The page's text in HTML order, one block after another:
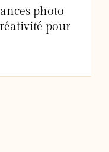
photo
pour